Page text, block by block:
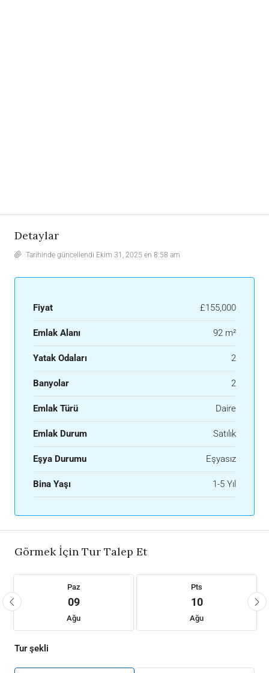
Detaylar
Tarihinde güncellendi Ekim 31, 2025 en 8:58 am
Fiyat £155,000
Emlak Alanı 92 m²
Yatak Odaları 2
Banyolar 2
Emlak Türü Daire
Emlak Durum Satılık
Eşya Durumu Eşyasız
Bina Yaşı 1-5 Yıl
Görmek İçin Tur Talep Et
Paz
09
Ağu
Pts
10
Ağu
Tur şekli